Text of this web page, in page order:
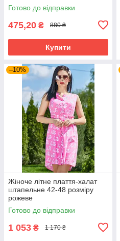
Готово до відправки
475,20 ₴ 880 ₴
Купити
–10%
Жіноче літне плаття-халат
штапельне 42-48 розміру
рожеве
Готово до відправки
1 053 ₴ 1 170 ₴